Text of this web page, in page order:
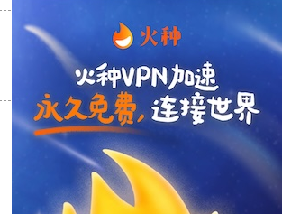
支持[0] 反对
支持